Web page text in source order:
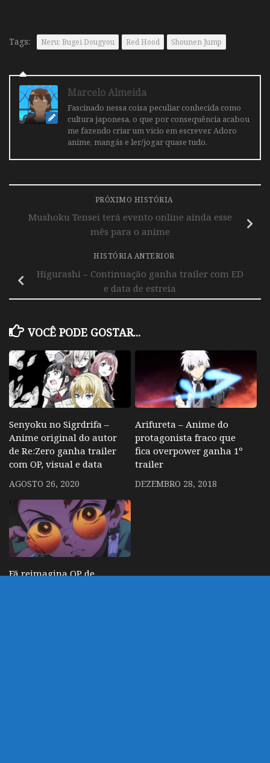
Tags: Neru: Bugei Dougyou Red Hood Shounen Jump
Marcelo Almeida
Fascinado nessa coisa peculiar conhecida como
cultura japonesa, o que por consequência acabou
me fazendo criar um vicio em escrever. Adoro
anime, mangás e ler/jogar quase tudo.
PRÓXIMO HISTÓRIA
Mushoku Tensei terá evento online ainda esse
mês para o anime
HISTÓRIA ANTERIOR
Higurashi – Continuação ganha trailer com ED
e data de estreia
VOCÊ PODE GOSTAR...
Senyoku no Sigrdrifa –
Anime original do autor
de Re:Zero ganha trailer
com OP, visual e data
AGOSTO 26, 2020
Arifureta – Anime do
protagonista fraco que
fica overpower ganha 1º
trailer
DEZEMBRO 28, 2018
Fã reimagina OP de